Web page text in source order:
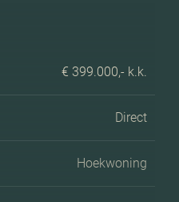
€ 399.000,- k.k.
Direct
Hoekwoning